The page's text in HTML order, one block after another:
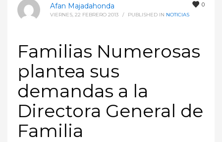
0
Afan Majadahonda
VIERNES, 22 FEBRERO 2013 / PUBLISHED IN NOTICIAS
Familias Numerosas
plantea sus
demandas a la
Directora General de
Familia